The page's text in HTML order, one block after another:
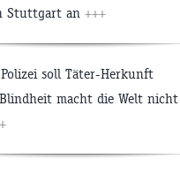
Stuttgart an +++
soll Täter-Herkunft
macht die Welt nicht